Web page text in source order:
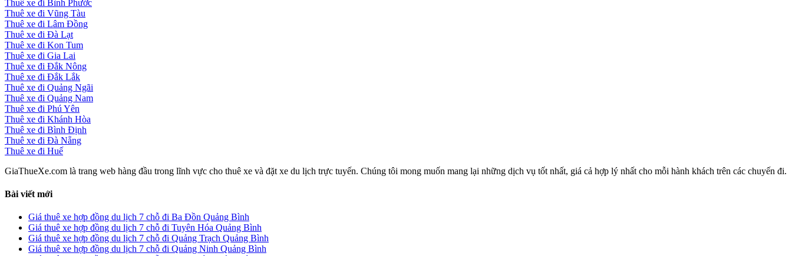
Thuê xe đi Bình Phước
Thuê xe đi Vũng Tàu
Thuê xe đi Lâm Đồng
Thuê xe đi Đà Lạt
Thuê xe đi Kon Tum
Thuê xe đi Gia Lai
Thuê xe đi Đắk Nông
Thuê xe đi Đắk Lắk
Thuê xe đi Quảng Ngãi
Thuê xe đi Quảng Nam
Thuê xe đi Phú Yên
Thuê xe đi Khánh Hòa
Thuê xe đi Bình Định
Thuê xe đi Đà Nẵng
Thuê xe đi Huế
GiaThueXe.com là trang web hàng đầu trong lĩnh vực cho thuê xe và đặt xe du lịch trực tuyến. Chúng tôi mong muốn mang lại những dịch vụ tốt nhất, giá cả hợp lý nhất cho mỗi hành khách trên các chuyến đi.
Bài viết mới
Giá thuê xe hợp đồng du lịch 7 chỗ đi Ba Đồn Quảng Bình
Giá thuê xe hợp đồng du lịch 7 chỗ đi Tuyên Hóa Quảng Bình
Giá thuê xe hợp đồng du lịch 7 chỗ đi Quảng Trạch Quảng Bình
Giá thuê xe hợp đồng du lịch 7 chỗ đi Quảng Ninh Quảng Bình